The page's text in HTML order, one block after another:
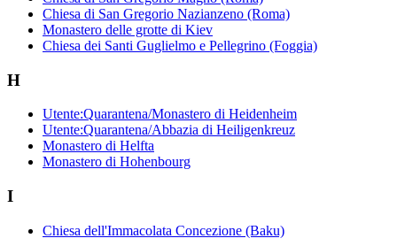
Chiesa di San Gregorio Nazianzeno (Roma)
Monastero delle grotte di Kiev
Chiesa dei Santi Guglielmo e Pellegrino (Foggia)
H
Utente:Quarantena/Monastero di Heidenheim
Utente:Quarantena/Abbazia di Heiligenkreuz
Monastero di Helfta
Monastero di Hohenbourg
I
Chiesa dell'Immacolata Concezione (Baku)